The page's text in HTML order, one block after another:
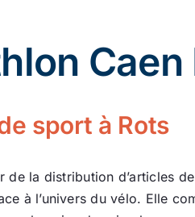
Caen
sport à Rots
de la distribution d’articles
à l’univers du vélo. Elle